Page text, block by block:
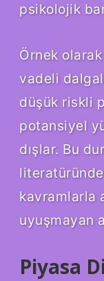
psikolojik
Örnek olarak
vadeli
düşük riskli
potansiyel
dışlar. Bu
literatüründe
kavramlarla
uyuşmayan
Piyasa